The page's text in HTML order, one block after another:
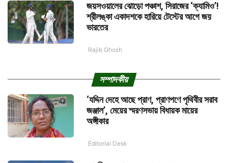
জয়সওয়ালের ঝোড়ো পঞ্চাশ, সিরাজের ‘ক্যামিও’!
শ্রীলঙ্কা একাদশকে হারিয়ে টেস্টের আগে জয়
ভারতের
Rajib Ghosh
সম্পাদকীয়
‘যদ্দিন দেহে আছে প্রাণ, প্রাণপণে পৃথিবীর সরাব
জঞ্জাল’, মেয়ের স্মরণসভায় বিধায়ক মায়ের
অঙ্গীকার
Editorial Desk